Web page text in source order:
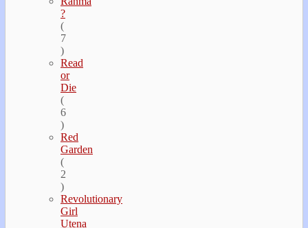
?
(
7
)
Read
or
Die
(
6
)
Red
Garden
(
2
)
Revolutionary
Girl
Utena